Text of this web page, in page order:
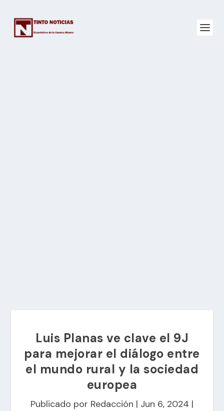
Luis Planas ve clave el 9J
para mejorar el diálogo entre
el mundo rural y la sociedad
europea
Publicado por Redacción | Jun 6, 2024 |